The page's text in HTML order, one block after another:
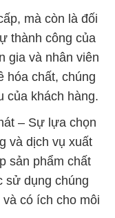
mà còn là đối
thành công của
gia và nhân viên
hóa chất, chúng
của khách hàng.
– Sự lựa chọn
và dịch vụ xuất
sản phẩm chất
sử dụng chúng
có ích cho môi